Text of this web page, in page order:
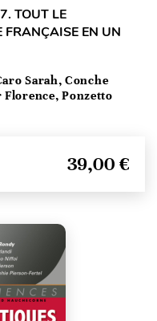
TOUT LE
FRANÇAISE EN UN
Sarah, Conche
Ponzetto
39,00 €